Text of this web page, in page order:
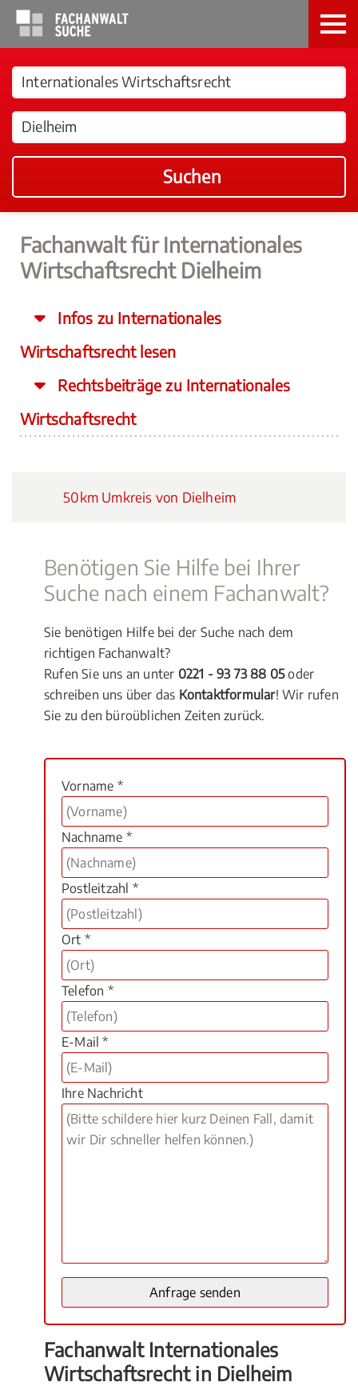
Suchen
Fachanwalt für Internationales
Wirtschaftsrecht Dielheim
Infos zu Internationales
Wirtschaftsrecht lesen
Rechtsbeiträge zu Internationales
Wirtschaftsrecht
50km Umkreis von Dielheim
Benötigen Sie Hilfe bei Ihrer
Suche nach einem Fachanwalt?
Sie benötigen Hilfe bei der Suche nach dem
richtigen Fachanwalt?
Rufen Sie uns an unter 0221 - 93 73 88 05oder
schreiben uns über das Kontaktformular! Wir rufen
Sie zu den büroüblichen Zeiten zurück.
Vorname *
Nachname *
Postleitzahl *
Ort *
Telefon *
E-Mail *
Ihre Nachricht
Fachanwalt Internationales
Wirtschaftsrecht in Dielheim